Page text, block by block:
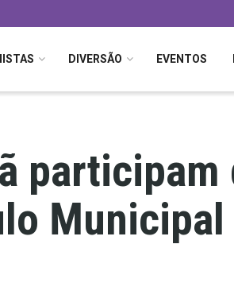
DIVERSÃO EVENTOS
Municipal